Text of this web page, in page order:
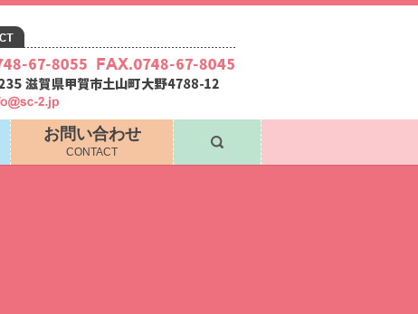
お問い合わせ
CONTACT
search